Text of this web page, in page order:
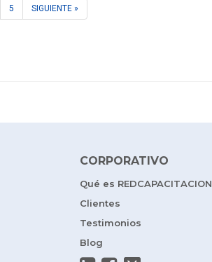
5 SIGUIENTE »
CORPORATIVO
Qué es REDCAPACITACION
Clientes
Testimonios
Blog